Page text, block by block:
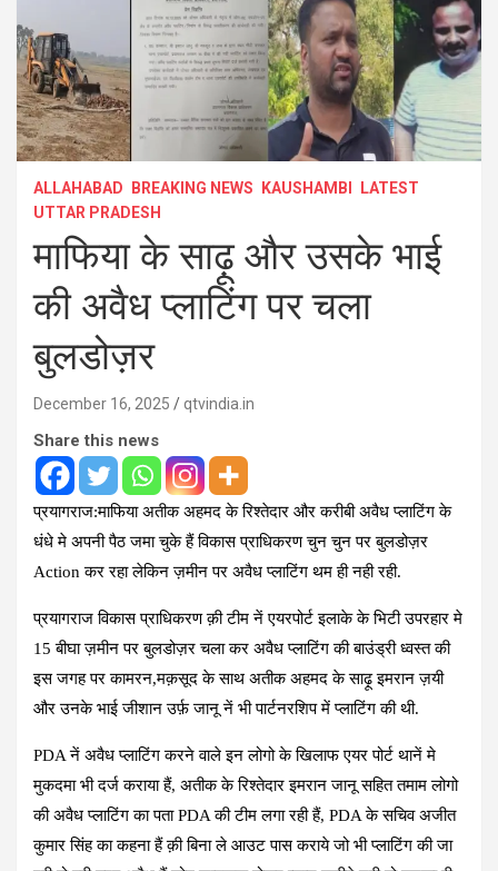
ALLAHABAD BREAKING NEWS KAUSHAMBI LATEST
UTTAR PRADESH
माफिया के साढ़ू और उसके भाई
की अवैध प्लाटिंग पर चला
बुलडोज़र
December 16, 2025 qtvindia.in
Share this news
प्रयागराज:माफिया अतीक अहमद के रिश्तेदार और करीबी अवैध प्लाटिंग के
धंधे मे अपनी पैठ जमा चुके हैं विकास प्राधिकरण चुन चुन पर बुलडोज़र
Action कर रहा लेकिन ज़मीन पर अवैध प्लाटिंग थम ही नही रही.
प्रयागराज विकास प्राधिकरण क़ी टीम नें एयरपोर्ट इलाके के भिटी उपरहार मे
15 बीघा ज़मीन पर बुलडोज़र चला कर अवैध प्लाटिंग की बाउंड्री ध्वस्त की
इस जगह पर कामरन,मक़सूद के साथ अतीक अहमद के साढ़ू इमरान ज़यी
और उनके भाई जीशान उर्फ़ जानू नें भी पार्टनरशिप में प्लाटिंग की थी.
PDA नें अवैध प्लाटिंग करने वाले इन लोगो के खिलाफ एयर पोर्ट थानें मे
मुकदमा भी दर्ज कराया हैं, अतीक के रिश्तेदार इमरान जानू सहित तमाम लोगो
की अवैध प्लाटिंग का पता PDA की टीम लगा रही हैं, PDA के सचिव अजीत
कुमार सिंह का कहना हैं क़ी बिना ले आउट पास कराये जो भी प्लाटिंग की जा